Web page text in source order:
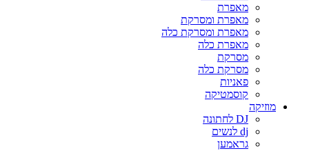
מאפרת
מאפרת ומסרקת
מאפרת ומסרקת כלה
מאפרת כלה
מסרקת
מסרקת כלה
פאניות
קוסמטיקה
מוזיקה
DJ לחתונה
dj לנשים
גראמען